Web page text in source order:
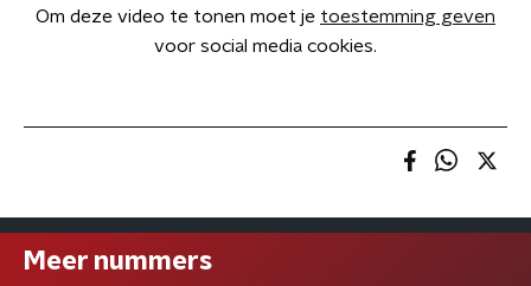
Om deze video te tonen moet je toestemming geven
voor social media cookies.
Meer nummers